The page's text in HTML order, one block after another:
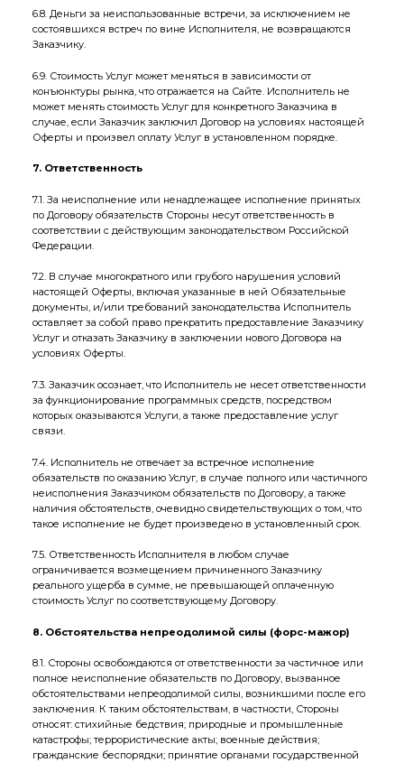
6.8. Деньги за неиспользованные встречи, за исключением не
состоявшихся встреч по вине Исполнителя, не возвращаются
Заказчику.
6.9. Стоимость Услуг может меняться в зависимости от
конъюнктуры рынка, что отражается на Сайте. Исполнитель не
может менять стоимость Услуг для конкретного Заказчика в
случае, если Заказчик заключил Договор на условиях настоящей
Оферты и произвел оплату Услуг в установленном порядке.
7. Ответственность
7.1. За неисполнение или ненадлежащее исполнение принятых
по Договору обязательств Стороны несут ответственность в
соответствии с действующим законодательством Российской
Федерации.
7.2. В случае многократного или грубого нарушения условий
настоящей Оферты, включая указанные в ней Обязательные
документы, и/или требований законодательства Исполнитель
оставляет за собой право прекратить предоставление Заказчику
Услуг и отказать Заказчику в заключении нового Договора на
условиях Оферты.
7.3. Заказчик осознает, что Исполнитель не несет ответственности
за функционирование программных средств, посредством
которых оказываются Услуги, а также предоставление услуг
связи.
7.4. Исполнитель не отвечает за встречное исполнение
обязательств по оказанию Услуг, в случае полного или частичного
неисполнения Заказчиком обязательств по Договору, а также
наличия обстоятельств, очевидно свидетельствующих о том, что
такое исполнение не будет произведено в установленный срок.
7.5. Ответственность Исполнителя в любом случае
ограничивается возмещением причиненного Заказчику
реального ущерба в сумме, не превышающей оплаченную
стоимость Услуг по соответствующему Договору.
8. Обстоятельства непреодолимой силы (форс-мажор)
8.1. Стороны освобождаются от ответственности за частичное или
полное неисполнение обязательств по Договору, вызванное
обстоятельствами непреодолимой силы, возникшими после его
заключения. К таким обстоятельствам, в частности, Стороны
относят: стихийные бедствия; природные и промышленные
катастрофы; террористические акты; военные действия;
гражданские беспорядки; принятие органами государственной